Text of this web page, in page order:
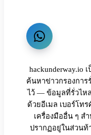
hackunderway.io
ค้นหาข่าวกรองการ
ไว้ — ข้อมูลที่รั่วไห
ด้วยอีเมล เบอร์โท
เครื่องมืออื่น ๆ ส
ปรากฏอยู่ในส่วนท้